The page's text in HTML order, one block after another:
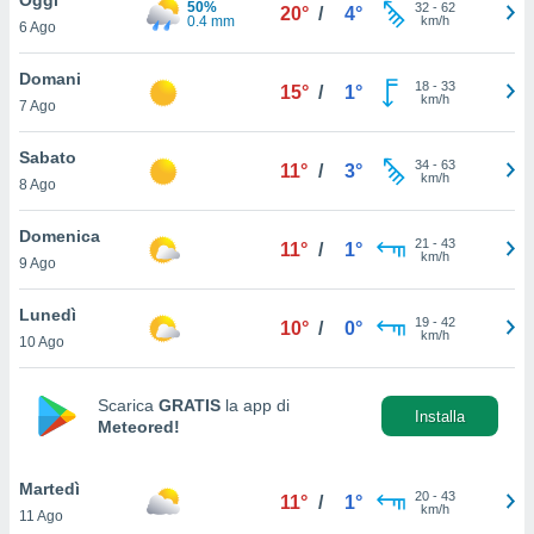
è
al sito
di
ci
di
il
un
la
nella
6 Ago
50%
0.4 mm
20° / 4° 32- 62
km/h
Domani
7 Ago
15° / 1° 18- 33
km/h
Sabato
8 Ago
11° / 3° 34- 63
km/h
Domenica
9 Ago
11° / 1° 21 - 43
km/h
Lunedì
10 Ago
10° / 0° 19- 42
km/h
Scarica GRATIS la app di
Meteored!
Installa
Martedì
11 Ago
11° / 1° 20- 43
km/h